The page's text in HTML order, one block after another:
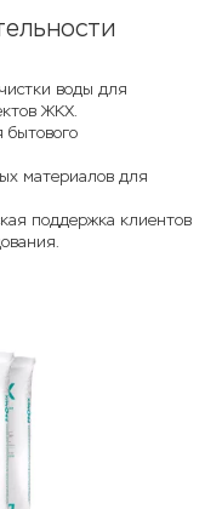
воды для
ЖКХ.
бытового
материалов для
поддержка клиентов